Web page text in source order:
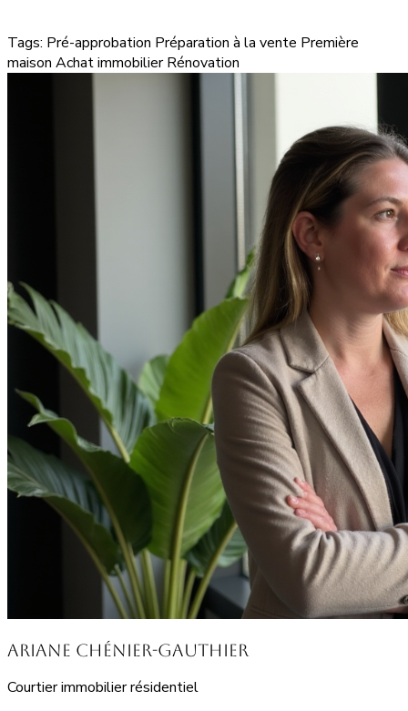
Tags: Pré-approbation Préparation à la vente Première
maison Achat immobilier Rénovation
Ariane Chénier-Gauthier
Courtier immobilier résidentiel